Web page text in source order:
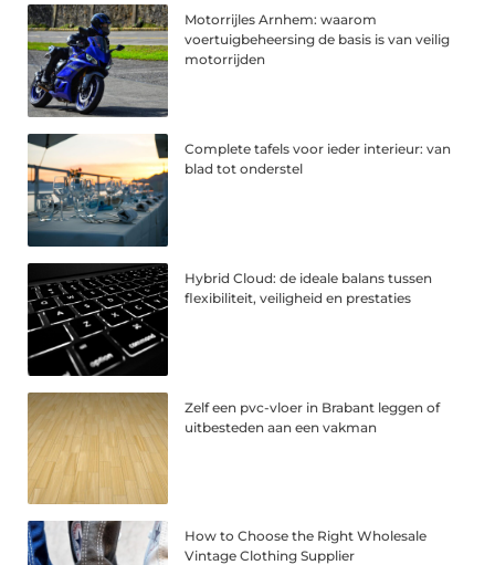
Motorrijles Arnhem: waarom
voertuigbeheersing de basis is van veilig
motorrijden
Complete tafels voor ieder interieur: van
blad tot onderstel
Hybrid Cloud: de ideale balans tussen
flexibiliteit, veiligheid en prestaties
Zelf een pvc-vloer in Brabant leggen of
uitbesteden aan een vakman
How to Choose the Right Wholesale
Vintage Clothing Supplier